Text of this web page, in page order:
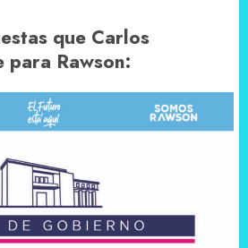
que Carlos
para Rawson: